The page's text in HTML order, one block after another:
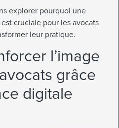
explorer pourquoi une
cruciale pour les avocats
leur pratique.
l’image
grâce
digitale